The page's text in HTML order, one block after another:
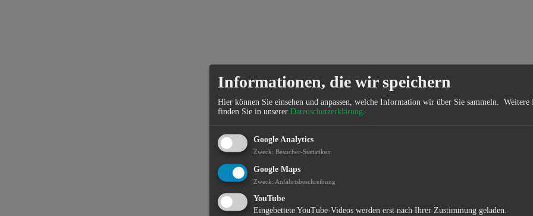
Informationen, die wir speichern
Hier können Sie einsehen und anpassen, welche Information wir über Sie sammeln. Weitere
finden Sie in unserer Datenschutzerklärung.
Google Analytics
Zweck: Besucher-Statistiken
Google Maps
Zweck: Anfahrtsbeschreibung
YouTube
Eingebettete YouTube-Videos werden erst nach Ihrer Zustimmung geladen.